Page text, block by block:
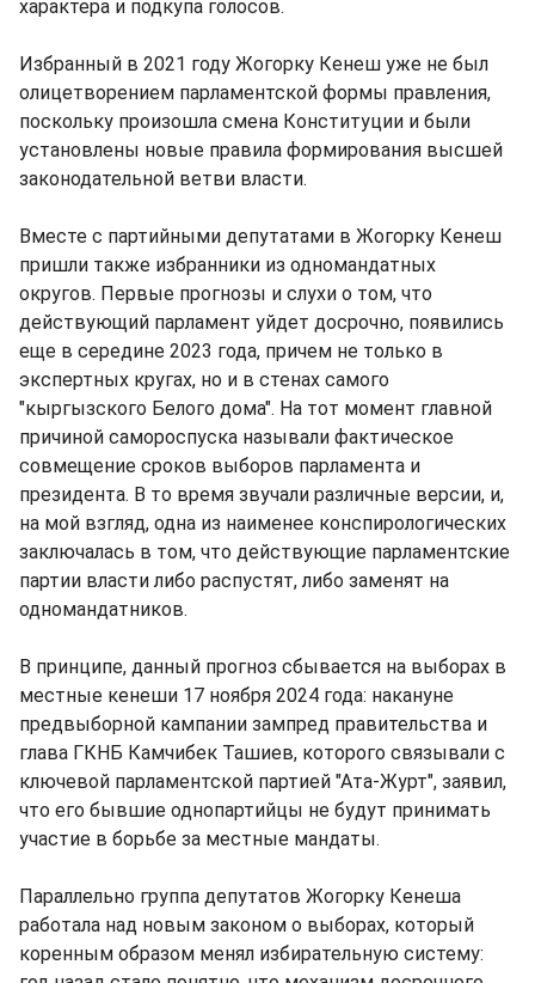
характера и подкупа голосов.
Избранный в 2021 году Жогорку Кенеш уже не был
олицетворением парламентской формы правления,
поскольку произошла смена Конституции и были
установлены новые правила формирования высшей
законодательной ветви власти.
Вместе с партийными депутатами в Жогорку Кенеш
пришли также избранники из одномандатных
округов. Первые прогнозы и слухи о том, что
действующий парламент уйдет досрочно, появились
еще в середине 2023 года, причем не только в
экспертных кругах, но и в стенах самого
"кыргызского Белого дома". На тот момент главной
причиной самороспуска называли фактическое
совмещение сроков выборов парламента и
президента. В то время звучали различные версии, и,
на мой взгляд, одна из наименее конспирологических
заключалась в том, что действующие парламентские
партии власти либо распустят, либо заменят на
одномандатников.
В принципе, данный прогноз сбывается на выборах в
местные кенеши 17 ноября 2024 года: накануне
предвыборной кампании зампред правительства и
глава ГКНБ Камчибек Ташиев, которого связывали с
ключевой парламентской партией "Ата-Журт", заявил,
что его бывшие однопартийцы не будут принимать
участие в борьбе за местные мандаты.
Параллельно группа депутатов Жогорку Кенеша
работала над новым законом о выборах, который
коренным образом менял избирательную систему: